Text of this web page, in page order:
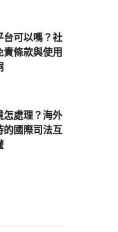
台可以嗎？社
條款與使用
怎處理？海外
的國際司法互